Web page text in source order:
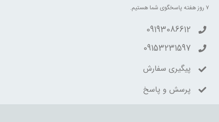
۷ روز هفته پاسخگوی شما هستیم.
09193086612
09153231597
پیگیری سفارش
پرسش و پاسخ